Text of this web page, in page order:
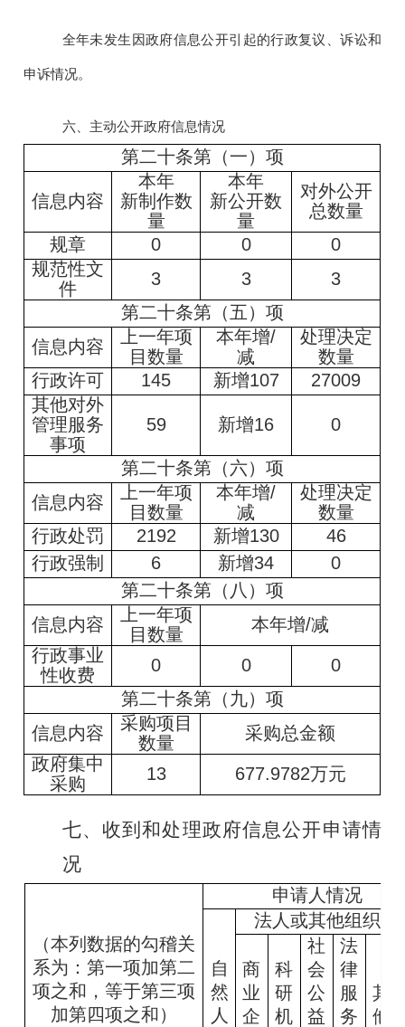
全年未发生因政府信息公开引起的行政复议、诉讼和
申诉情况。
六、主动公开政府信息情况
第二十条第（一）项
信息内容
本年
新制作数
量
本年
新公开数
量
对外公开
总数量
规章
0 0
0
规范性文
件
3 3
3
第二十条第（五）项
信息内容
上一年项
目数量
本年增/
减
处理决定
数量
行政许可
145 新增107
27009
其他对外
管理服务
事项
59 新增16 0
第二十条第（六）项
信息内容
上一年项
目数量
本年增/
减
处理决定
数量
行政处罚
2192 新增130
46
行政强制
6 新增34
0
第二十条第（八）项
信息内容
上一年项
目数量
本年增/减
行政事业
性收费
0 0
0
第二十条第（九）项
信息内容
采购项目
数量
采购总金额
政府集中
采购
13 677.9782万元
七、收到和处理政府信息公开申请情
况
（本列数据的勾稽关
系为：第一项加第二
项之和，等于第三项
加第四项之和）
申请人情况
自
然
人
法人或其他组织
商
业
企
科
研
机
社
会
公
益
法
律
服
务
其
他